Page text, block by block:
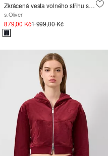
Zkrácená vesta volného střihu s elastickým lemem
s.Oliver
879,00 Kč1 999,00 Kč